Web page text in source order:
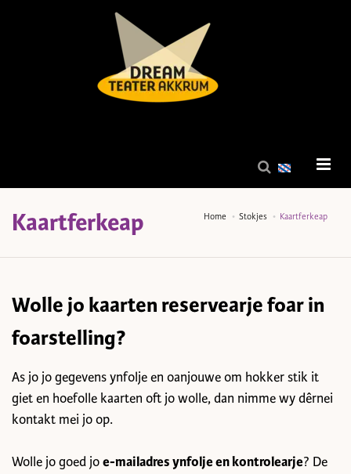
Home Stokjes Kaartferkeap
Kaartferkeap
Wolle jo kaarten reservearje foar in
foarstelling?
As jo jo gegevens ynfolje en oanjouwe om hokker stik it
giet en hoefolle kaarten oft jo wolle, dan nimme wy dêrnei
kontakt mei jo op.
Wolle jo goed joe-mailadres ynfolje en kontrolearje? De